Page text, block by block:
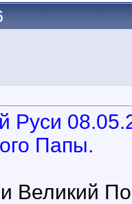
Руси
Папы.
Великий